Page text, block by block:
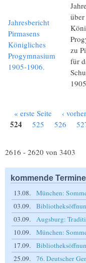
Jahresbericht
Pirmasens
Königliches
Progymnasium
1905-1906.
über
zu
für
Seiten
« erste Seite ‹
524 525 526
2616 - 2620 von 3403
kommende Termine
13.08.
München:
03.09.
03.09.
Augsburg:
10.09.
München:
17.09.
25.09.
76. Deutscher